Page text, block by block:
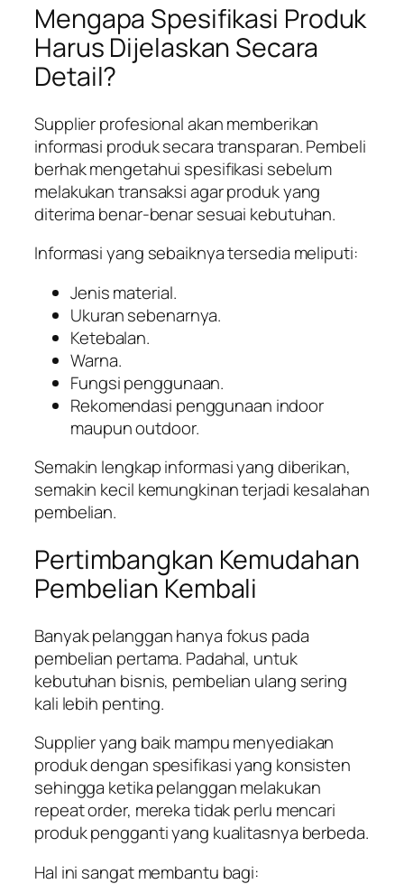
Mengapa Spesifikasi Produk
Harus Dijelaskan Secara
Detail?
Supplier profesional akan memberikan
informasi produk secara transparan. Pembeli
berhak mengetahui spesifikasi sebelum
melakukan transaksi agar produk yang
diterima benar-benar sesuai kebutuhan.
Informasi yang sebaiknya tersedia meliputi:
Jenis material.
Ukuran sebenarnya.
Ketebalan.
Warna.
Fungsi penggunaan.
Rekomendasi penggunaan indoor
maupun outdoor.
Semakin lengkap informasi yang diberikan,
semakin kecil kemungkinan terjadi kesalahan
pembelian.
Pertimbangkan Kemudahan
Pembelian Kembali
Banyak pelanggan hanya fokus pada
pembelian pertama. Padahal, untuk
kebutuhan bisnis, pembelian ulang sering
kali lebih penting.
Supplier yang baik mampu menyediakan
produk dengan spesifikasi yang konsisten
sehingga ketika pelanggan melakukan
repeat order, mereka tidak perlu mencari
produk pengganti yang kualitasnya berbeda.
Hal ini sangat membantu bagi: